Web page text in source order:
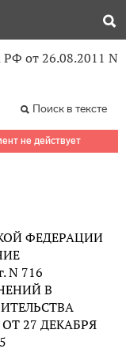
РФ от 26.08.2011 N
Поиск в тексте
не действует
ФЕДЕРАЦИИ
N 716
В
27 ДЕКАБРЯ